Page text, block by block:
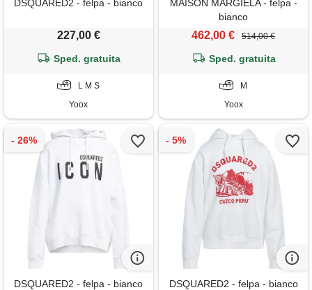
DSQUARED2 - felpa - bianco
227,00 €
Sped. gratuita
L M S
Yoox
MAISON MARGIELA - felpa -
bianco
462,00 € 514,00 €
Sped. gratuita
M
Yoox
DSQUARED2 - felpa - bianco DSQUARED2 - felpa - bianco